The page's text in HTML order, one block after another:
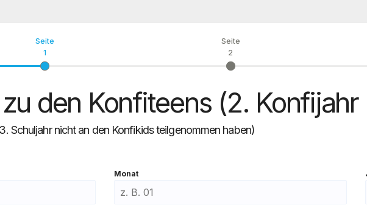
Seite
1
Seite
2
den Konfiteens (2. Konfijahr
Schuljahr nicht an den Konfikids teilgenommen haben)
Monat